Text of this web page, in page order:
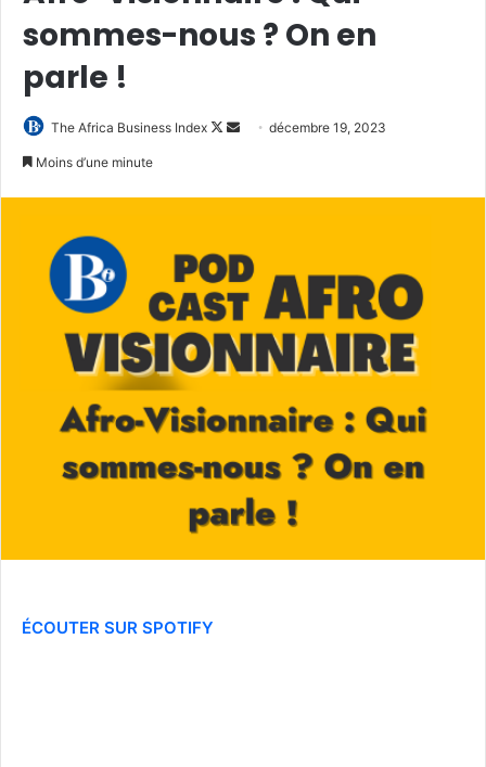
sommes-nous ? On en
parle !
The Africa Business Index
Follow
Envoyerdécembre 19, 2023
Moins d’une minute
ÉCOUTER SUR SPOTIFY